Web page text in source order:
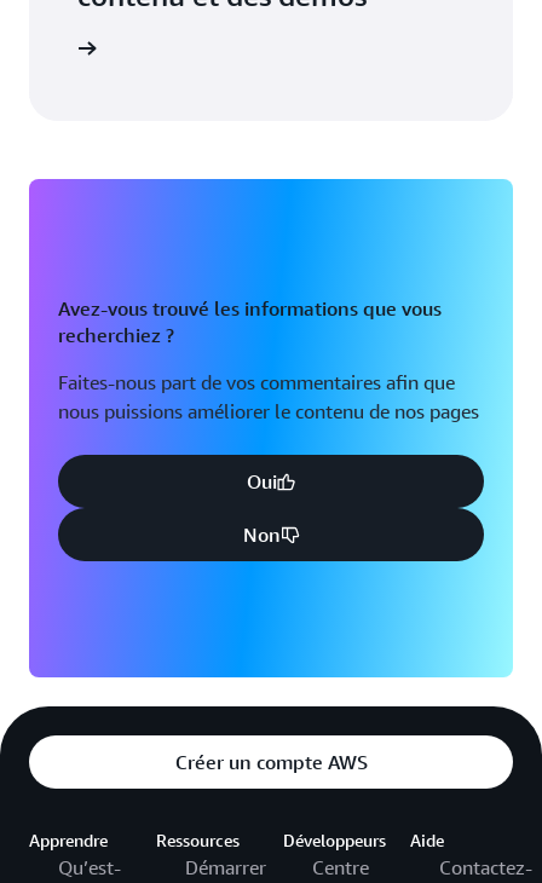
Avez-vous trouvé les informations que vous
recherchiez ?
Faites-nous part de vos commentaires afin que
nous puissions améliorer le contenu de nos pages
Oui
Non
Créer un compte AWS
Apprendre
Qu’est-
Ressources
Démarrer
Développeurs
Centre
Aide
Contactez-